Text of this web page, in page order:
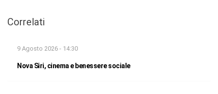
Correlati
9 Agosto 2026 - 14:30
Nova Siri, cinema e benessere sociale